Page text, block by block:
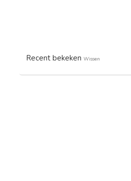
Recent bekeken Wissen